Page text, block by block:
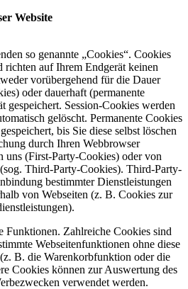
Website
so genannte „Cookies“. Cookies
richten auf Ihrem Endgerät keinen
vorübergehend für die Dauer
oder dauerhaft (permanente
gespeichert. Session-Cookies werden
gelöscht. Permanente Cookies
bis Sie diese selbst löschen
durch Ihren Webbrowser
uns (First-Party-Cookies) oder von
Third-Party-Cookies). Third-Party-
bestimmter Dienstleistungen
von Webseiten (z. B. Cookies zur
Funktionen. Zahlreiche Cookies sind
Webseitenfunktionen ohne diese
B. die Warenkorbfunktion oder die
Cookies können zur Auswertung des
verwendet werden.